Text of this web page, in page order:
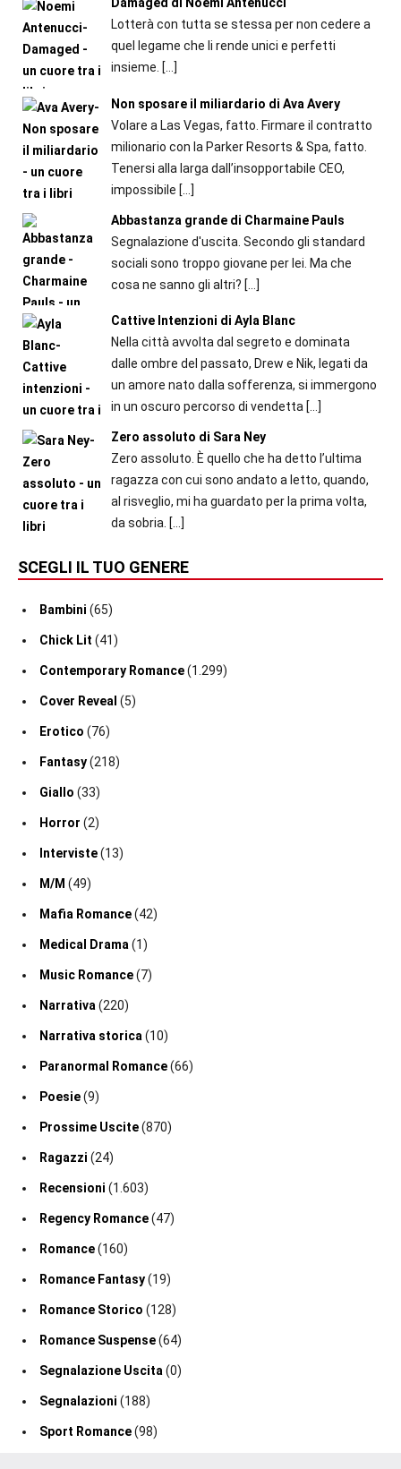
Lotterà con tutta se stessa per non cedere a
quel legame che li rende unici e perfetti
insieme. […]
Non sposare il miliardario di Ava Avery
Volare a Las Vegas, fatto. Firmare il contratto
milionario con la Parker Resorts & Spa, fatto.
Tenersi alla larga dall’insopportabile CEO,
impossibile […]
Abbastanza grande di Charmaine Pauls
Segnalazione d'uscita. Secondo gli standard
sociali sono troppo giovane per lei. Ma che
cosa ne sanno gli altri? […]
Cattive Intenzioni di Ayla Blanc
Nella città avvolta dal segreto e dominata
dalle ombre del passato, Drew e Nik, legati da
un amore nato dalla sofferenza, si immergono
in un oscuro percorso di vendetta[…]
Zero assoluto di Sara Ney
Zero assoluto. È quello che ha detto l’ultima
ragazza con cui sono andato a letto, quando,
al risveglio, mi ha guardato per la prima volta,
da sobria. […]
SCEGLI IL TUO GENERE
Bambini (65)
Chick Lit (41)
Contemporary Romance(1.299)
Cover Reveal (5)
Erotico (76)
Fantasy(218)
Giallo (33)
Horror (2)
Interviste(13)
M/M (49)
Mafia Romance(42)
Medical Drama(1)
Music Romance(7)
Narrativa(220)
Narrativa storica(10)
Paranormal Romance(66)
Poesie(9)
Prossime Uscite(870)
Ragazzi (24)
Recensioni (1.603)
Regency Romance(47)
Romance(160)
Romance Fantasy(19)
Romance Storico (128)
Romance Suspense(64)
Segnalazione Uscita(0)
Segnalazioni (188)
Sport Romance(98)